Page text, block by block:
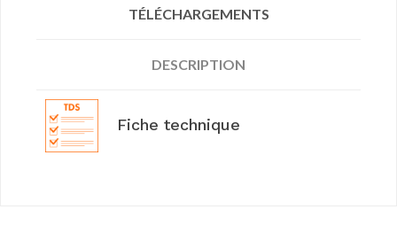
TÉLÉCHARGEMENTS
DESCRIPTION
Fiche technique